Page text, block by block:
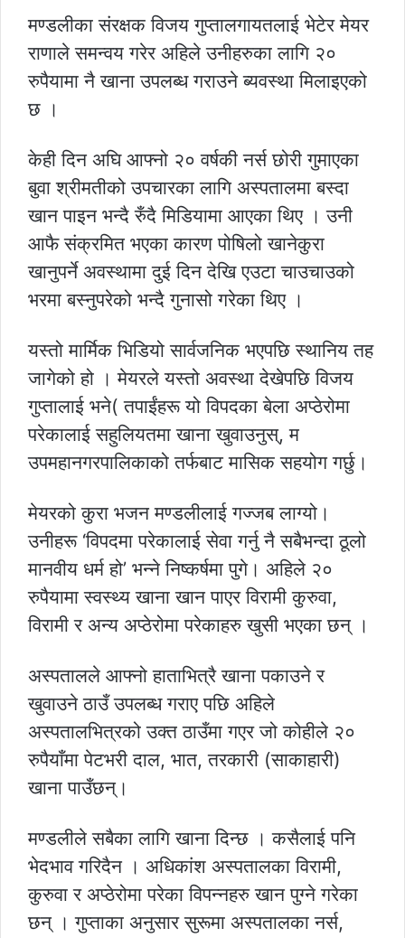
मण्डलीका संरक्षक विजय गुप्तालगायतलाई भेटेर मेयर
राणाले समन्वय गरेर अहिले उनीहरुका लागि २०
रुपैयामा नै खाना उपलब्ध गराउने ब्यवस्था मिलाइएको
छ ।
केही दिन अघि आफ्नो २० वर्षकी नर्स छोरी गुमाएका
बुवा श्रीमतीको उपचारका लागि अस्पतालमा बस्दा
खान पाइन भन्दै रुँदै मिडियामा आएका थिए । उनी
आफै संक्रमित भएका कारण पोषिलो खानेकुरा
खानुपर्ने अवस्थामा दुई दिन देखि एउटा चाउचाउको
भरमा बस्नुपरेको भन्दै गुनासो गरेका थिए ।
यस्तो मार्मिक भिडियो सार्वजनिक भएपछि स्थानिय तह
जागेको हो । मेयरले यस्तो अवस्था देखेपछि विजय
गुप्तालाई भने( तपाईंहरू यो विपदका बेला अप्ठेरोमा
परेकालाई सहुलियतमा खाना खुवाउनुस्, म
उपमहानगरपालिकाको तर्फबाट मासिक सहयोग गर्छु।
मेयरको कुरा भजन मण्डलीलाई गज्जब लाग्यो।
उनीहरू ‘विपदमा परेकालाई सेवा गर्नु नै सबैभन्दा ठूलो
मानवीय धर्म हो’ भन्ने निष्कर्षमा पुगे। अहिले २०
रुपैयामा स्वस्थ्य खाना खान पाएर विरामी कुरुवा,
विरामी र अन्य अप्ठेरोमा परेकाहरु खुसी भएका छन् ।
अस्पतालले आफ्नो हाताभित्रै खाना पकाउने र
खुवाउने ठाउँ उपलब्ध गराए पछि अहिले
अस्पतालभित्रको उक्त ठाउँमा गएर जो कोहीले २०
रुपैयाँमा पेटभरी दाल, भात, तरकारी (साकाहारी)
खाना पाउँछन्।
मण्डलीले सबैका लागि खाना दिन्छ । कसैलाई पनि
भेदभाव गरिदैन । अधिकांश अस्पतालका विरामी,
कुरुवा र अप्ठेरोमा परेका विपन्नहरु खान पुग्ने गरेका
छन् । गुप्ताका अनुसार सुरूमा अस्पतालका नर्स,